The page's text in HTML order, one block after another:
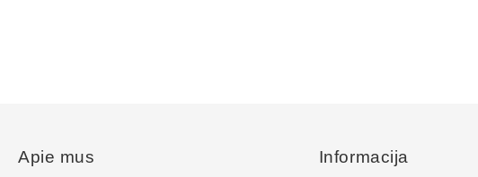
stiklas
Apie mus Informacija